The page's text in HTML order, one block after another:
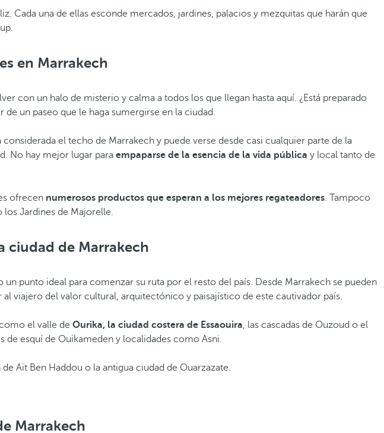
Cada una de ellas esconde mercados, jardines, palacios y mezquitas que harán que
en Marrakech
con un halo de misterio y calma a todos los que llegan hasta aquí. ¿Está preparado
un paseo que le haga sumergirse en la ciudad.
el techo de Marrakech y puede verse desde casi cualquier parte de la
No hay mejor lugar para empaparse de la esencia de la vida pública y local tanto de
ofrecen numerosos productos que esperan a los mejores regateadores. Tampoco
los Jardines de Majorelle.
ciudad de Marrakech
punto ideal para comenzar su ruta por el resto del país. Desde Marrakech se pueden
viajero del valor cultural, arquitectónico y paisajístico de este cautivador país.
el valle de Ourika, la ciudad costera de Essaouira, las cascadas de Ouzoud o el
de esquí de Ouikameden y localidades como Asni.
Aït Ben Haddou o la antigua ciudad de Ouarzazate.
Marrakech